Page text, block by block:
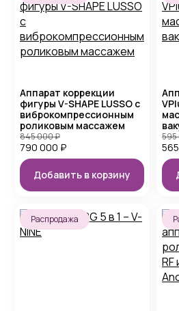
Аппарат коррекции
фигуры V-SHAPE LUSSO с
виброкомпрессионным
роликовым массажем
790 000 ₽
845 000₽
Добавить в корзину
Распродажа